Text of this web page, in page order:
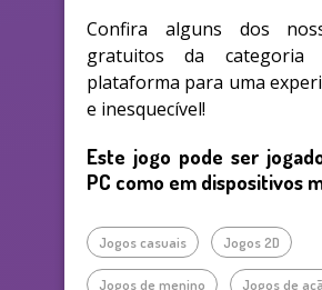
Confira alguns dos
gratuitos da categoria
plataforma para uma
e inesquecível!
Este jogo pode ser
PC como em dispositivos
Jogos casuais Jogos 2D
Jogos de menino Jogos de